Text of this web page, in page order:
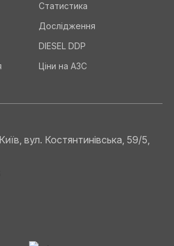
Статистика
Дослідження
DIESEL DDP
Ціни на АЗС
вул. Костянтинівська, 59/5,